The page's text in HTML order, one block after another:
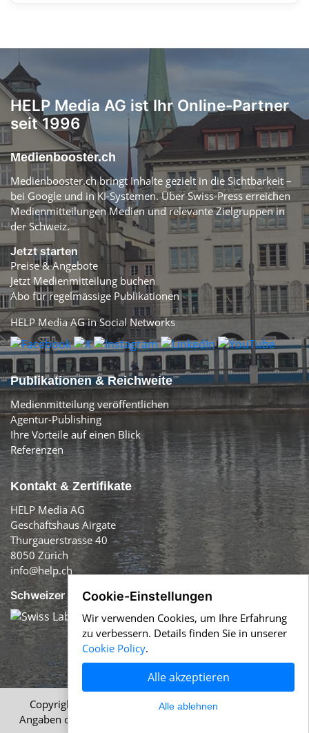
HELP Media AG ist Ihr Online-Partner
seit 1996
Medienbooster.ch
Medienbooster.ch bringt Inhalte gezielt in die Sichtbarkeit –
bei Google und in KI-Systemen. Über Swiss-Press erreichen
Medienmitteilungen Medien und relevante Zielgruppen in
der Schweiz.
Jetzt starten
Preise & Angebote
Jetzt Medienmitteilung buchen
Abo für regelmässige Publikationen
HELP Media AG in Social Networks
Publikationen & Reichweite
Medienmitteilung veröffentlichen
Agentur-Publishing
Ihre Vorteile auf einen Blick
Referenzen
Kontakt & Zertifikate
HELP Media AG
Geschäftshaus Airgate
Thurgauerstrasse 40
8050 Zürich
info@help.ch
Schweizer Qualität:
Copyright © 1996-2026 HELP Media AG, Zürich. Alle
Angaben ohne Gewähr.
Cookie-Einstellungen
Wir verwenden Cookies, um Ihre Erfahrung
zu verbessern. Details finden Sie in unserer
Cookie Policy.
Alle akzeptieren
Alle ablehnen